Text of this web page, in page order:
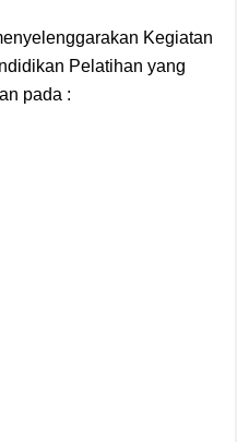
Kegiatan
Pelatihan yang
pada :